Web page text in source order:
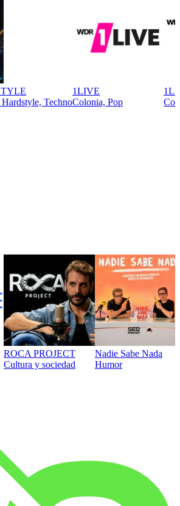
Techno
1LIVE
Colonia, Pop
ROCA PROJECT
Cultura y sociedad
Nadie Sabe Nada
Humor